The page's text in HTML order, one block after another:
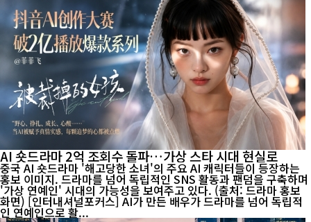
AI 숏드라마 2억 조회수 돌파…가상 스타 시대 현실로
중국 AI 숏드라마 '해고당한 소녀'의 주요 AI 캐릭터들이 등장하는
홍보 이미지. 드라마를 넘어 독립적인 SNS 활동과 팬덤을 구축하며
'가상 연예인' 시대의 가능성을 보여주고 있다. (출처: 드라마 홍보
화면) [인터내셔널포커스] AI가 만든 배우가 드라마를 넘어 독립적
인 연예인으로 활...